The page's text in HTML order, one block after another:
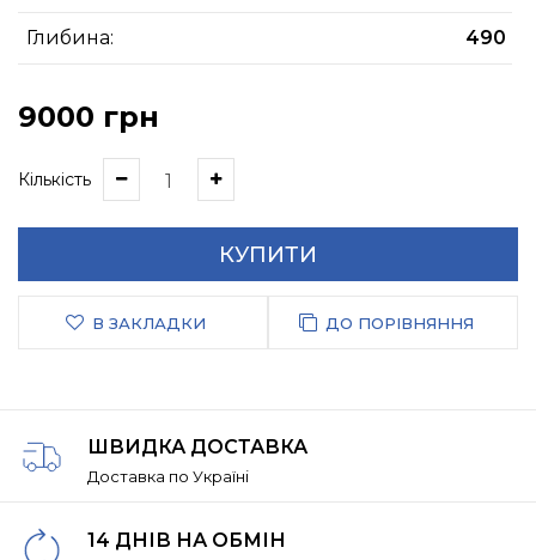
Глибина: 490
9000 грн
Кількість
КУПИТИ
В ЗАКЛАДКИ ДО ПОРІВНЯННЯ
ШВИДКА ДОСТАВКА
Доставка по Україні
14 ДНІВ НА ОБМІН